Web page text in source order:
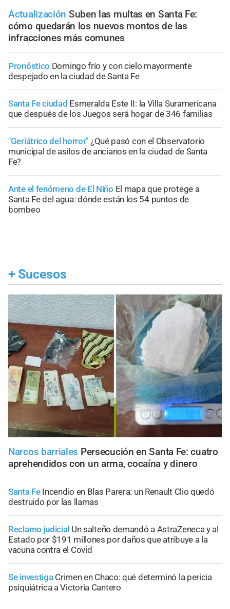
Actualización Suben las multas en Santa Fe:
cómo quedarán los nuevos montos de las
infracciones más comunes
Pronóstico Domingo frío y con cielo mayormente
despejado en la ciudad de Santa Fe
Santa Fe ciudad Esmeralda Este II: la Villa Suramericana
que después de los Juegos será hogar de 346 familias
"Geriátrico del horror" ¿Qué pasó con el Observatorio
municipal de asilos de ancianos en la ciudad de Santa
Fe?
Ante el fenómeno de El Niño El mapa que protege a
Santa Fe del agua: dónde están los 54 puntos de
bombeo
+ Sucesos
Narcos barriales Persecución en Santa Fe: cuatro
aprehendidos con un arma, cocaína y dinero
Santa Fe Incendio en Blas Parera: un Renault Clio quedó
destruido por las llamas
Reclamo judicial Un salteño demandó a AstraZeneca y al
Estado por $191 millones por daños que atribuye a la
vacuna contra el Covid
Se investiga Crimen en Chaco: qué determinó la pericia
psiquiátrica a Victoria Cantero